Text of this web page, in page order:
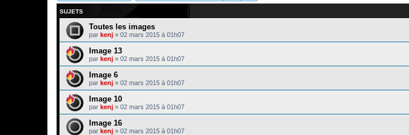
SUJETS
Toutes les images
par kenj » 02 mars 2015 à 01h07
Image 13
par kenj » 02 mars 2015 à 01h07
Image 6
par kenj » 02 mars 2015 à 01h07
Image 10
par kenj » 02 mars 2015 à 01h07
Image 16
par kenj » 02 mars 2015 à 01h07